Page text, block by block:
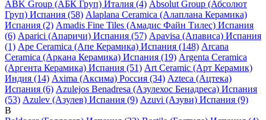
ABK Group (АБК Груп) Италия (4) Absolut Group (Абсолют
Груп) Испания (58) Alaplana Ceramica (Алаплана Керамика)
Испания (2) Amadis Fine Tiles (Амадис Файн Тилес) Испания
(6) Aparici (Апаричи) Испания (57) Apavisa (Апависа) Испания
(1) Ape Ceramica (Апе Керамика) Испания (148) Arcana
Ceramica (Аркана Керамика) Испания (19) Argenta Ceramica
(Аргента Керамика) Испания (51) Art Ceramic (Арт Керамик)
Индия (14) Axima (Аксима) Россия (34) Azteca (Ацтека)
Испания (6) Azulejos Benadresa (Азулехос Бенадреса) Испания
(53) Azulev (Азулев) Испания (9) Azuvi (Азуви) Испания (9)
B